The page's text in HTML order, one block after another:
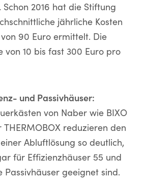
2016 hat die Stiftung
jährliche Kosten
90 Euro ermittelt. Die
von 10 bis fast 300 Euro pro
und Passivhäuser:
von Naber wie BIXO
THERMOBOX reduzieren den
Abluftlösung so deutlich,
für Effizienzhäuser 55 und
Passivhäuser geeignet sind.